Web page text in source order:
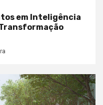
em Inteligência